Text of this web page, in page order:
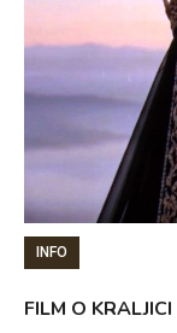
INFO
FILM O